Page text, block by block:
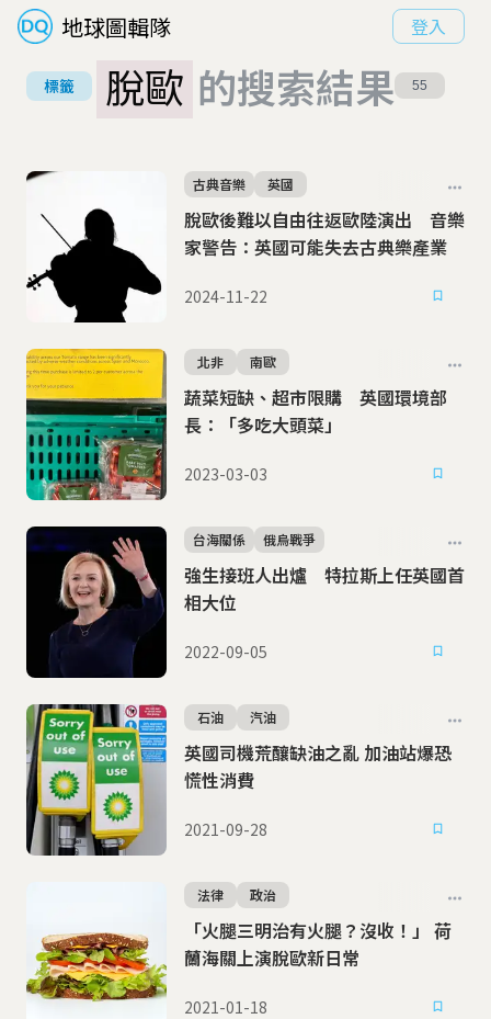
地球圖輯隊 登入
標籤 脫歐 的搜索結果 55
脫歐後難以自由往返歐陸演出 音樂
家警告：英國可能失去古典樂產業
古典音樂 英國
2024-11-22
蔬菜短缺、超市限購 英國環境部
長：「多吃大頭菜」
北非 南歐
2023-03-03
強生接班人出爐 特拉斯上任英國首
相大位
台海關係 俄烏戰爭
2022-09-05
英國司機荒釀缺油之亂 加油站爆恐
慌性消費
石油 汽油
2021-09-28
「火腿三明治有火腿？沒收！」 荷
蘭海關上演脫歐新日常
法律 政治
2021-01-18